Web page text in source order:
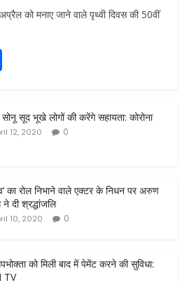
को मनाए जाने वाले पृथ्वी दिवस की 50वीं
ar
e सूद भूखे लोगों की करेंगे सहायता: कोरोना
12, 2020 0
का रोल निभाने वाले एक्टर के निधन पर अरुण
ने दी श्रद्धांजलि
10, 2020 0
को मिली बाद में पेमेंट करने की सुविधा:
TV